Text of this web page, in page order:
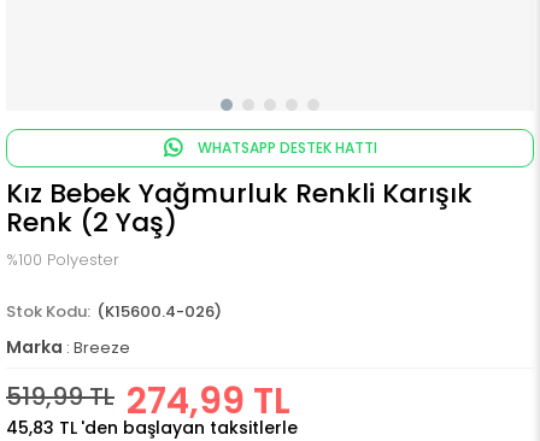
WHATSAPP DESTEK HATTI
Kız Bebek Yağmurluk Renkli Karışık
Renk (2 Yaş)
%100 Polyester
(K15600.4-026)
Marka : Breeze
519,99 TL 274,99 TL
45,83 TL 'den başlayan taksitlerle